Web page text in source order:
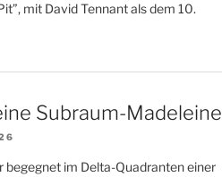
mit David Tennant als dem 10.
Subraum-Madeleine
begegnet im Delta-Quadranten einer